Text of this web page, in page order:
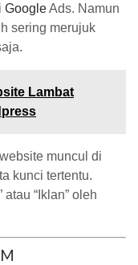
GoogleAds. Namun
sering merujuk
Lambat
muncul di
kunci tertentu.
“Iklan” oleh